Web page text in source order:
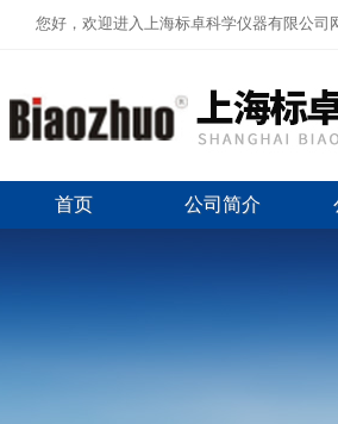
您好，欢迎进入上海标卓科学仪器有限公司
首页 公司简介